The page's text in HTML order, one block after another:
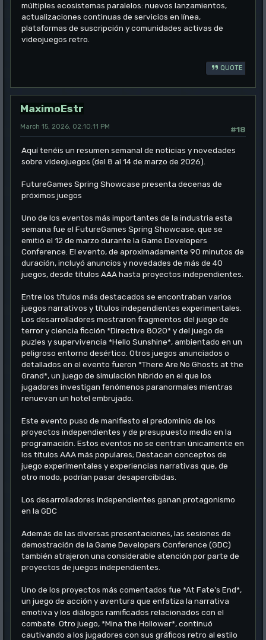
múltiples ecosistemas paralelos: nuevos lanzamientos,
actualizaciones continuas de servicios en línea,
plataformas de suscripción y comunidades activas de
videojuegos retro.
QUOTE
MaximoEstr
#18
March 15, 2026, 02:10:11 PM
Aquí tenéis un resumen semanal de noticias y novedades
sobre videojuegos (del 8 al 14 de marzo de 2026).
FutureGames Spring Showcase presenta decenas de
próximos juegos
Uno de los eventos más importantes de la industria esta
semana fue el FutureGames Spring Showcase, que se
emitió el 12 de marzo durante la Game Developers
Conference. El evento, de aproximadamente 90 minutos de
duración, incluyó anuncios y novedades de más de 40
juegos, desde títulos AAA hasta proyectos independientes.
Entre los títulos más destacados se encontraban varios
juegos narrativos y títulos independientes experimentales.
Los desarrolladores mostraron fragmentos del juego de
terror y ciencia ficción *Directive 8020* y del juego de
puzles y supervivencia *Hello Sunshine*, ambientado en un
peligroso entorno desértico. Otros juegos anunciados o
detallados en el evento fueron *There Are No Ghosts at the
Grand*, un juego de simulación híbrido en el que los
jugadores investigan fenómenos paranormales mientras
renuevan un hotel embrujado.
Este evento puso de manifiesto el predominio de los
proyectos independientes y de presupuesto medio en la
programación. Estos eventos no se centran únicamente en
los títulos AAA más populares; Destacan conceptos de
juego experimentales y experiencias narrativas que, de
otro modo, podrían pasar desapercibidas.
Los desarrolladores independientes ganan protagonismo
en la GDC
Además de las diversas presentaciones, las sesiones de
demostración de la Game Developers Conference (GDC)
también atrajeron una considerable atención por parte de
proyectos de juegos independientes.
Uno de los proyectos más comentados fue *At Fate's End*,
un juego de acción y aventura que enfatiza la narrativa
emotiva y los diálogos ramificados relacionados con el
combate. Otro juego, *Mina the Hollower*, continuó
cautivando a los jugadores con sus gráficos retro al estilo